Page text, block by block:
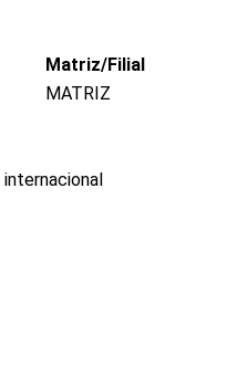
Matriz/Filial
MATRIZ